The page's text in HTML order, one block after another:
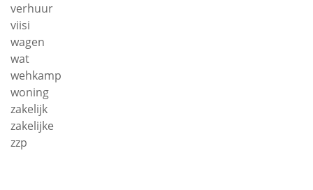
verhuur
viisi
wagen
wat
wehkamp
woning
zakelijk
zakelijke
zzp